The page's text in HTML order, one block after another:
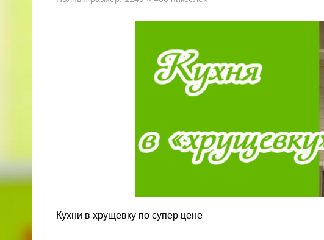
Кухни в хрущевку по супер цене